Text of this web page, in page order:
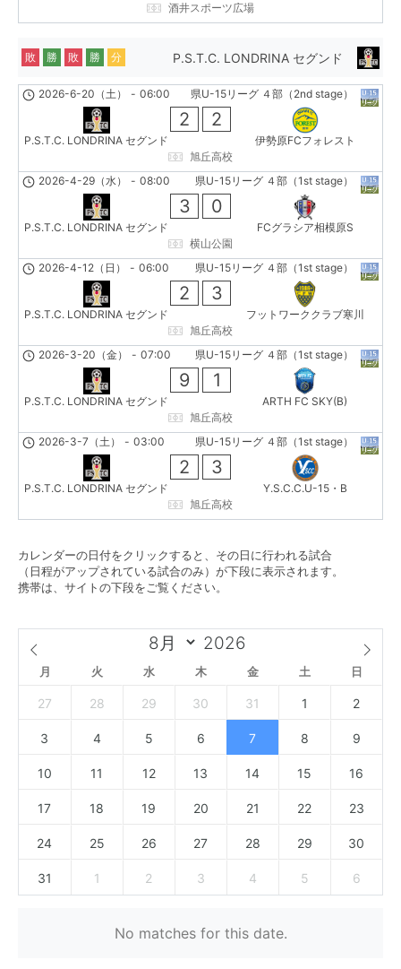
酒井スポーツ広場
P.S.T.C. LONDRINA セグンド
敗 勝 敗 勝 分
県U-15リーグ ４部（2nd stage）
2026-6-20（土） - 06:00
P.S.T.C. LONDRINA セグンド
2 2
伊勢原FCフォレスト
旭丘高校
県U-15リーグ ４部（1st stage）
2026-4-29（水） - 08:00
P.S.T.C. LONDRINA セグンド
3 0
FCグラシア相模原S
横山公園
県U-15リーグ ４部（1st stage）
2026-4-12（日） - 06:00
P.S.T.C. LONDRINA セグンド
2 3
フットワーククラブ寒川
旭丘高校
県U-15リーグ ４部（1st stage）
2026-3-20（金） - 07:00
P.S.T.C. LONDRINA セグンド
9 1
ARTH FC SKY(B)
旭丘高校
県U-15リーグ ４部（1st stage）
2026-3-7（土） - 03:00
P.S.T.C. LONDRINA セグンド
2 3
Y.S.C.C.U-15・B
旭丘高校
カレンダーの日付をクリックすると、その日に行われる試合
（日程がアップされている試合のみ）が下段に表示されます。
携帯は、サイトの下段をご覧ください。
月 火 水 木 金 土 日
27 28 29 30 31 1 2
3 4 5 6 7 8 9
10 11 12 13 14 15 16
17 18 19 20 21 22 23
24 25 26 27 28 29 30
31 1 2 3 4 5 6
No matches for this date.